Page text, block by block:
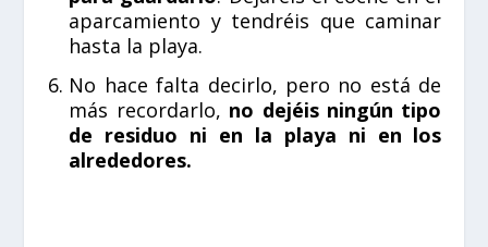
aparcamiento y tendréis que caminar
hasta la playa.
No hace falta decirlo, pero no está de
más recordarlo, no dejéis ningún tipo
de residuo ni en la playa ni en los
alrededores.